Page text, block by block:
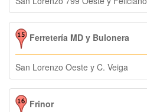
Ferretería MD y Bulonera
San Lorenzo Oeste y C. Veiga
Frinor